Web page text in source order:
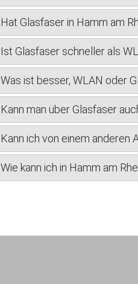
Hat Glasfaser in Hamm am
Ist Glasfaser schneller als
Was ist besser, WLAN oder
Kann man über Glasfaser
Kann ich von einem anderen
Wie kann ich in Hamm am